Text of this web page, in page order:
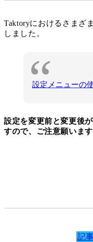
Taktoryにおけるさまざ
しました。
設定メニューの
設定を変更前と変更後
すので、ご注意願います
記